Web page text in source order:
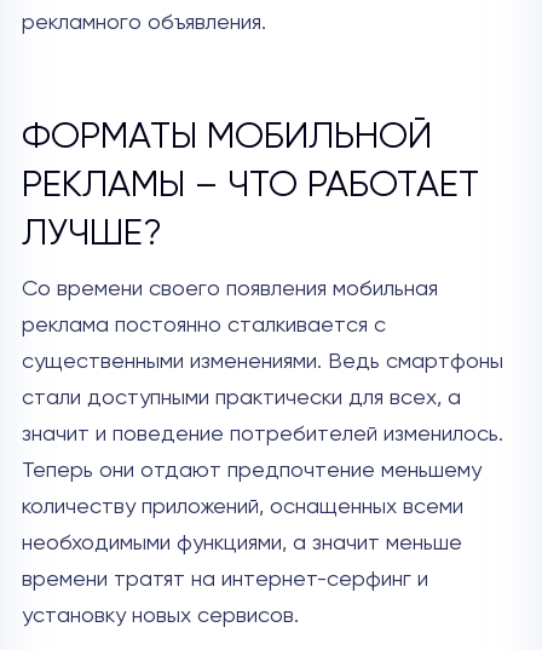
рекламного объявления.
ФОРМАТЫ МОБИЛЬНОЙ
РЕКЛАМЫ – ЧТО РАБОТАЕТ
ЛУЧШЕ?
Со времени своего появления мобильная
реклама постоянно сталкивается с
существенными изменениями. Ведь смартфоны
стали доступными практически для всех, а
значит и поведение потребителей изменилось.
Теперь они отдают предпочтение меньшему
количеству приложений, оснащенных всеми
необходимыми функциями, а значит меньше
времени тратят на интернет-серфинг и
установку новых сервисов.